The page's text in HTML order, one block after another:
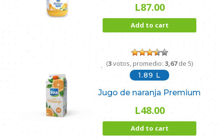
L87.00
Add to cart
(3votos, promedio:3,67de 5)
1.89 L
Jugo de naranja Premium
L48.00
Add to cart